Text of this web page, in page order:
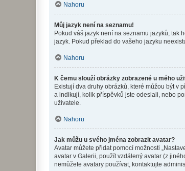
Nahoru
Můj jazyk není na seznamu!
Pokud váš jazyk není na seznamu jazyků, tak
jazyk. Pokud překlad do vašeho jazyku
Nahoru
K čemu slouží obrázky zobrazené u mého
Existují dva druhy obrázků, které můžou být v
a indikují, kolik příspěvků jste odeslali, nebo
uživatele.
Nahoru
Jak můžu u svého jména zobrazit avatar?
Avatar můžete přidat pomocí možnosti
avatar v Galerii, použít vzdálený avatar (z
nemůžete avatary používat, kontaktujte